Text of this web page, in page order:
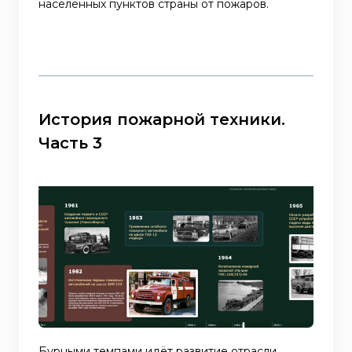
населенных пунктов страны от пожаров.
История пожарной техники.
Часть 3